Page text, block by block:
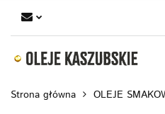
Strona główna OLEJE